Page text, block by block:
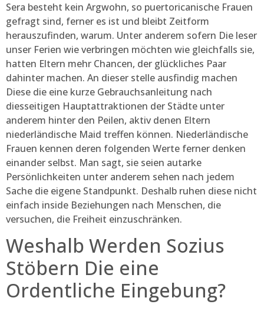
Sera besteht kein Argwohn, so puertoricanische Frauen
gefragt sind, ferner es ist und bleibt Zeitform
herauszufinden, warum. Unter anderem sofern Die leser
unser Ferien wie verbringen möchten wie gleichfalls sie,
hatten Eltern mehr Chancen, der glückliches Paar
dahinter machen. An dieser stelle ausfindig machen
Diese die eine kurze Gebrauchsanleitung nach
diesseitigen Hauptattraktionen der Städte unter
anderem hinter den Peilen, aktiv denen Eltern
niederländische Maid treffen können. Niederländische
Frauen kennen deren folgenden Werte ferner denken
einander selbst. Man sagt, sie seien autarke
Persönlichkeiten unter anderem sehen nach jedem
Sache die eigene Standpunkt. Deshalb ruhen diese nicht
einfach inside Beziehungen nach Menschen, die
versuchen, die Freiheit einzuschränken.
Weshalb Werden Sozius
Stöbern Die eine
Ordentliche Eingebung?